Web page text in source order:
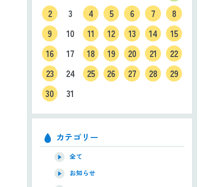
2
3 4 5 6 7
8
9
10 11 12 13 14
15
16
17 18 19 20 21
22
23
24 25 26 27 28
29
30
31
カテゴリー
全て
お知らせ